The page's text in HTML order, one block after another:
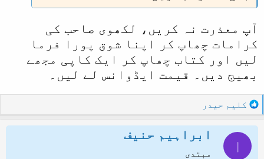
آپ معذرت نہ کریں، لکھوی صاحب کی
کرامات چھاپ کر اپنا شوق پورا فرما
لیں اور کتاب چھاپ کر ایک کاپی مجھے
بھیج دیں۔ قیمت ایڈوانس لے لیں۔
R
e
a
کلیم حیدر
ا
ابراہیم حنیف
مبتدی